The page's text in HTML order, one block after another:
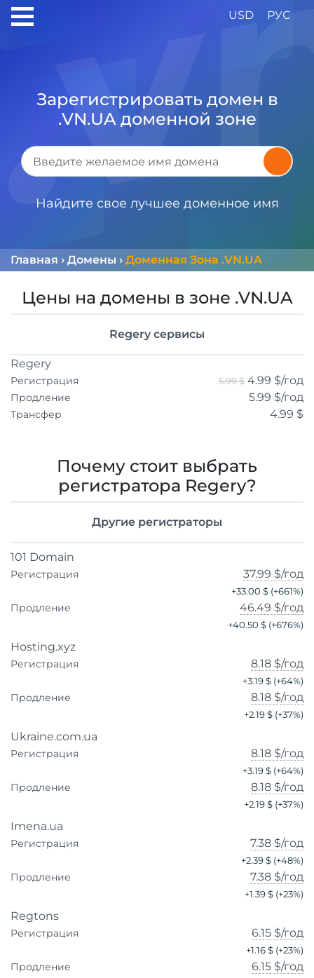
USD РУС
Зарегистрировать домен в
.VN.UA доменной зоне
Найдите свое лучшее доменное имя
Главная › Домены › Доменная Зона .VN.UA
Цены на домены в зоне .VN.UA
Regery сервисы
Regery
Регистрация 5.99 $ 4.99 $/год
Продление 5.99 $/год
Трансфер 4.99 $
Почему стоит выбрать
регистратора Regery?
Другие регистраторы
101 Domain
Регистрация 37.99 $/год
+33.00 $ (+661%)
Продление 46.49 $/год
+40.50 $ (+676%)
Hosting.xyz
Регистрация 8.18 $/год
+3.19 $ (+64%)
Продление 8.18 $/год
+2.19 $ (+37%)
Ukraine.com.ua
Регистрация 8.18 $/год
+3.19 $ (+64%)
Продление 8.18 $/год
+2.19 $ (+37%)
Imena.ua
Регистрация 7.38 $/год
+2.39 $ (+48%)
Продление 7.38 $/год
+1.39 $ (+23%)
Regtons
Регистрация 6.15 $/год
+1.16 $ (+23%)
Продление 6.15 $/год